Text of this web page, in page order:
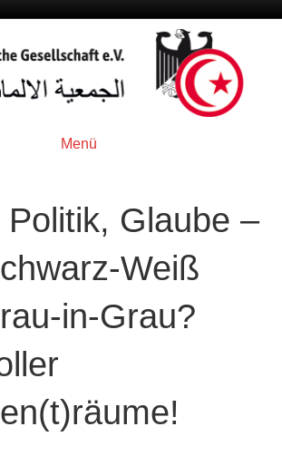
Menü
Politik, Glaube –
Weiß
in-Grau?